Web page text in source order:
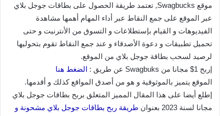
موقع Swagbucks, تعتمد طريقة الحصول على بطاقات جوجل بلاي
عبر الموقع على جمع النقاط عبر أداء المهام أهمها مشاهدة
الفيديوهات و القيام بإستطلاعات و التسوق من الأنترنيت و حتى
تحميل تطبيقات و دعوة الأصدقاء و عند جمع النقاط تقوم بتحوليها
لرصيد لسحب بطاقة جوجل بلاي من الموقع.
إربح 1$ مجانا من Swagbuks عن طريق :
الضغط هنا
الموقع يتميز بالموثوقية و هو من أصدق المواقع كذلك و أقدمها.
إطلع أيضا على هذا المقال المميز المتعلق بربح بطاقات جوجل بلاي
مجانا لسنة 2023 بعنوان
طريقة ربح بطاقات جوجل بلاي مشحونة و